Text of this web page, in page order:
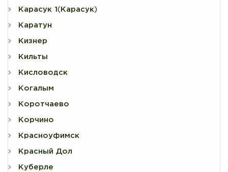
Карасук 1 ( Карасук )
Каратун
Кизнер
Кильты
Кисловодск
Когалым
Коротчаево
Корчино
Красноуфимск
Красный Дол
Куберле